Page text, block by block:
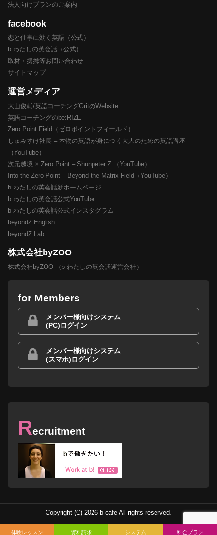
法人向けプランのご案内
facebook
恋と仕事に効く英語（公式）
b わたしの英会話（公式）
取材・提携等お問い合わせ
サイトマップ
運営メディア
大山俊輔/英語コーチングGritのWebsite
英語コーチングのbe:RIZE
Zero Point Field（ゼロポイントフィールド）
しゅみすけ社長 – 本物の英語が身につく大人のための英語講座
（YouTube）
次元越境 × Zero Point – Shunpeter Z （YouTube）
Into the Zero Point – Beyond the Matrix Field（YouTube）
b わたしの英会話新ホームページ
b わたしの英会話公式YouTube
b わたしの英会話公式インスタグラム
beyondZ English
beyondZ Lab
株式会社byZOO
株式会社byZOO （b わたしの英会話運営会社）
for Members
メンバー様向けシステム
(PC)ログイン
メンバー様向けシステム
(スマホ)ログイン
Recruitment
Copyright (C) 2026 b-cafe All rights reserved.
体験レッスン 資料請求 システム 料金プラン